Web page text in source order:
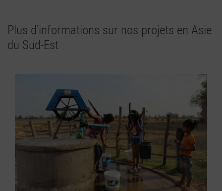
Plus d'informations sur nos projets en Asie
du Sud-Est